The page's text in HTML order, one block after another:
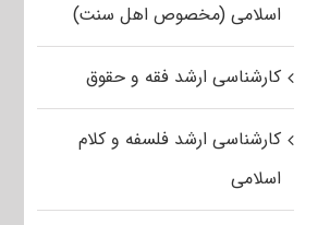
اسلامی (مخصوص اهل سنت)
کارشناسی ارشد فقه و حقوق
کارشناسی ارشد فلسفه و کلام
اسلامی